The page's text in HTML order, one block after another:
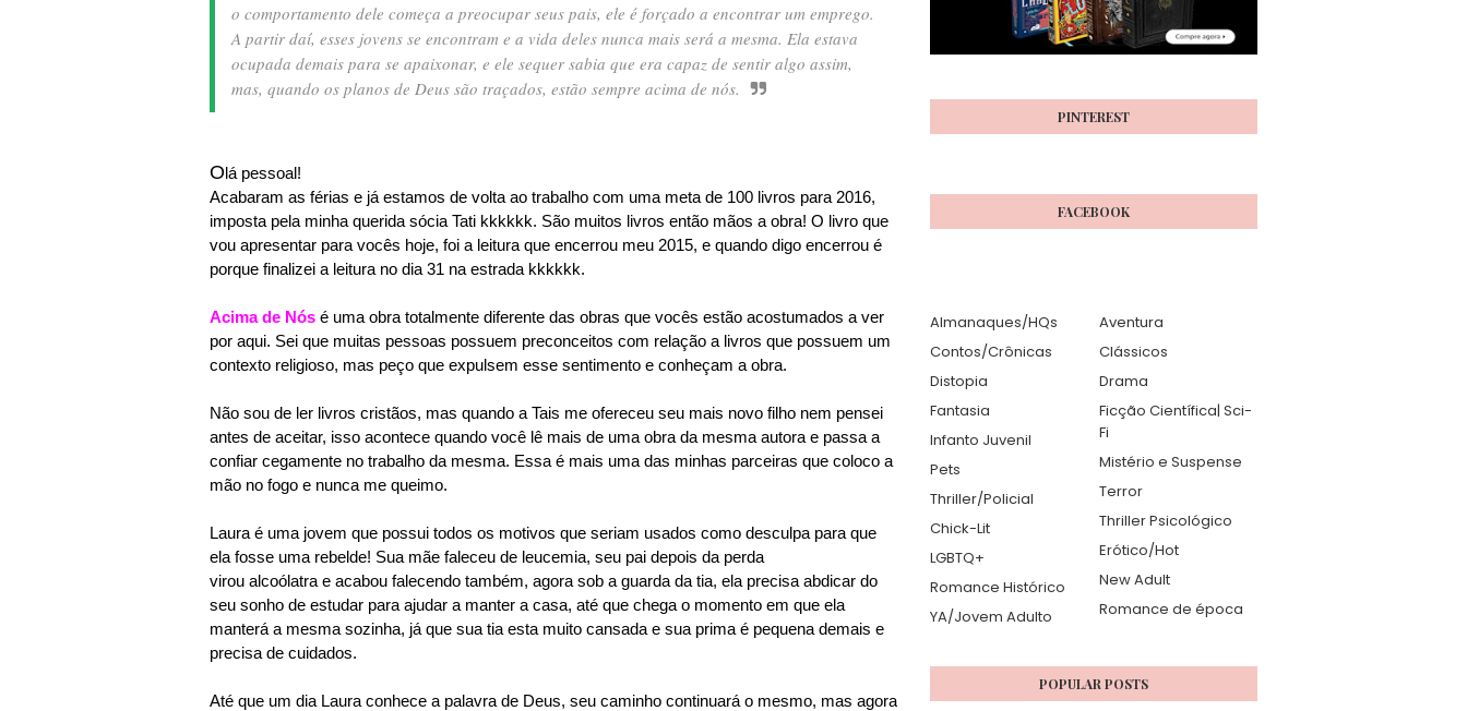
o comportamento dele começa a preocupar seus pais, ele é forçado a encontrar um emprego.
A partir daí, esses jovens se encontram e a vida deles nunca mais será a mesma. Ela estava
ocupada demais para se apaixonar, e ele sequer sabia que era capaz de sentir algo assim,
mas, quando os planos de Deus são traçados, estão sempre acima de nós.
Olá pessoal!
Acabaram as férias e já estamos de volta ao trabalho com uma meta de 100 livros para 2016,
imposta pela minha querida sócia Tati kkkkkk. São muitos livros então mãos a obra! O livro que
vou apresentar para vocês hoje, foi a leitura que encerrou meu 2015, e quando digo encerrou é
porque finalizei a leitura no dia 31 na estrada kkkkkk.
Acima de Nós é uma obra totalmente diferente das obras que vocês estão acostumados a ver
por aqui. Sei que muitas pessoas possuem preconceitos com relação a livros que possuem um
contexto religioso, mas peço que expulsem esse sentimento e conheçam a obra.
Não sou de ler livros cristãos, mas quando a Tais me ofereceu seu mais novo filho nem pensei
antes de aceitar, isso acontece quando você lê mais de uma obra da mesma autora e passa a
confiar cegamente no trabalho da mesma. Essa é mais uma das minhas parceiras que coloco a
mão no fogo e nunca me queimo.
Laura é uma jovem que possui todos os motivos que seriam usados como desculpa para que
ela fosse uma rebelde! Sua mãe faleceu de leucemia, seu pai depois da perda
virou alcoólatra e acabou falecendo também, agora sob a guarda da tia, ela precisa abdicar do
seu sonho de estudar para ajudar a manter a casa, até que chega o momento em que ela
manterá a mesma sozinha, já que sua tia esta muito cansada e sua prima é pequena demais e
precisa de cuidados.
Até que um dia Laura conhece a palavra de Deus, seu caminho continuará o mesmo, mas agora
PINTEREST
FACEBOOK
Almanaques/HQs
Aventura
Contos/Crônicas
Clássicos
Distopia
Drama
Fantasia
Ficção Científica| Sci-
Fi
Infanto Juvenil
Mistério e Suspense
Pets
Terror
Thriller/Policial
Thriller Psicológico
Chick-Lit
Erótico/Hot
LGBTQ+
New Adult
Romance Histórico
Romance de época
YA/Jovem Adulto
POPULAR POSTS